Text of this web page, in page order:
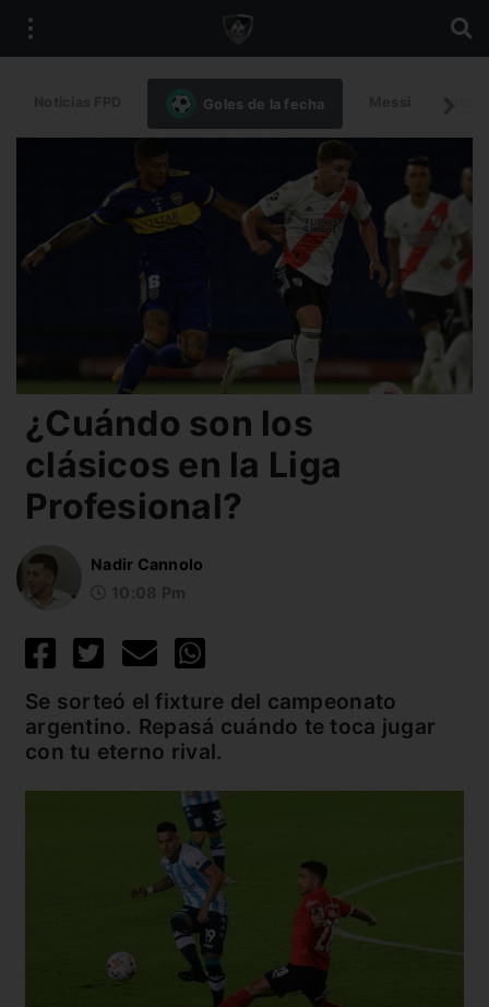
Goles de la fecha
¿Cuándo son los
clásicos en la Liga
Profesional?
Nadir Cannolo
Se sorteó el fixture del campeonato
argentino. Repasá cuándo te toca jugar
con tu eterno rival.